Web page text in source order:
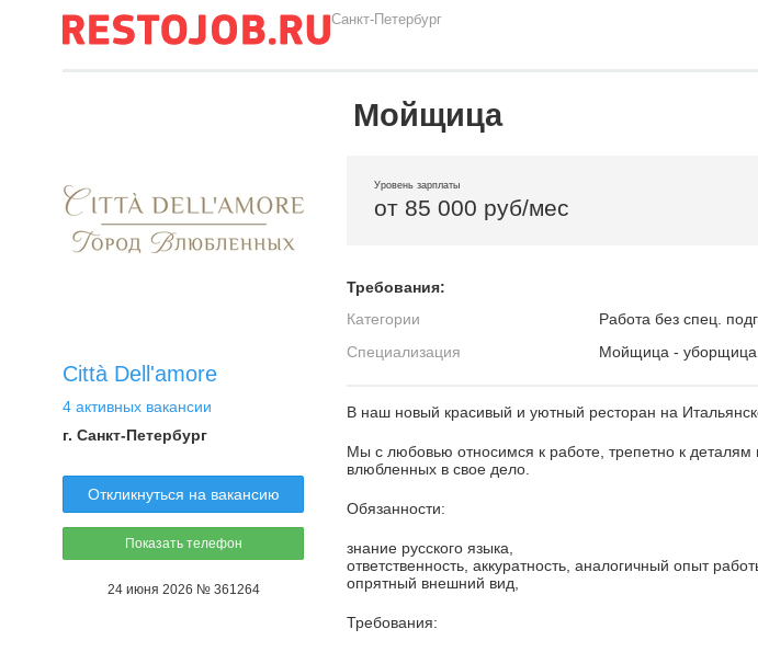
Санкт-Петербург
Città Dell'amore
4 активных вакансии
г. Санкт-Петербург
Откликнуться на вакансию
Показать телефон
24 июня 2026 № 361264
Мойщица
Уровень зарплаты
от 85 000 руб/мес
Требования:
Категории
Работа без спец.
Специализация
Мойщица - уборщица
В наш новый красивый и уютный ресторан на
Мы с любовью относимся к работе, трепетно к
влюбленных в свое дело.
Обязанности:
знание русского языка,
ответственность, аккуратность, аналогичный опыт
опрятный внешний вид,
Требования: